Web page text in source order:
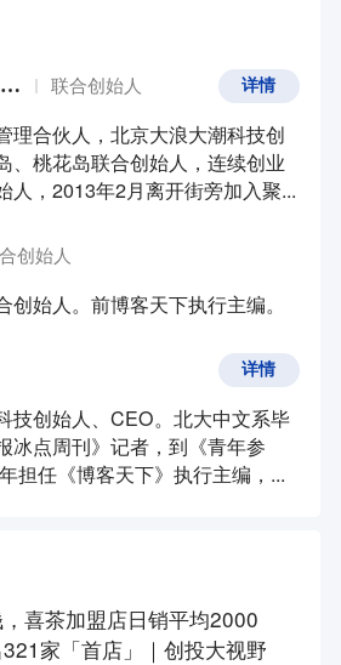
杨远骋(已离职) 联合创始人
理合伙人，北京大浪大潮科技创
、桃花岛联合创始人，连续创业
人，2013年2月离开街旁加入聚...
详情
创始人
始人。前博客天下执行主编。
技创始人、CEO。北大中文系毕
冰点周刊》记者，到《青年参
担任《博客天下》执行主编，...
详情
喜茶加盟店日销平均2000
家「首店」｜创投大视野